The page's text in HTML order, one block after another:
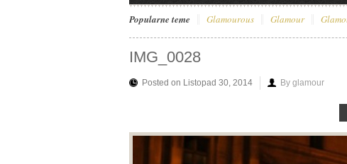
Popularne teme Glamourous Glamour
IMG_0028
Posted on Listopad 30, 2014 By glamour